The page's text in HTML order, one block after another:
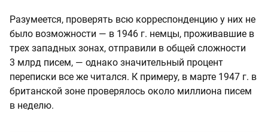
Разумеется, проверять всю корреспонденцию у них не
было возможности — в 1946 г. немцы, проживавшие в
трех западных зонах, отправили в общей сложности
3 млрд писем, — однако значительный процент
переписки все же читался. К примеру, в марте 1947 г. в
британской зоне проверялось около миллиона писем
в неделю.